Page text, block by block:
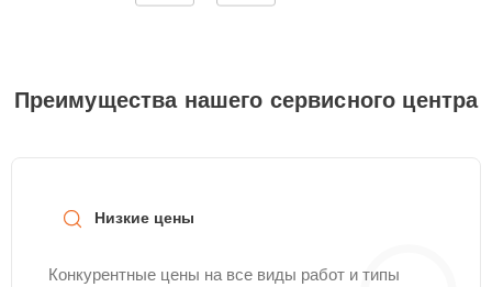
Преимущества нашего сервисного центра
Низкие цены
Конкурентные цены на все виды работ и типы